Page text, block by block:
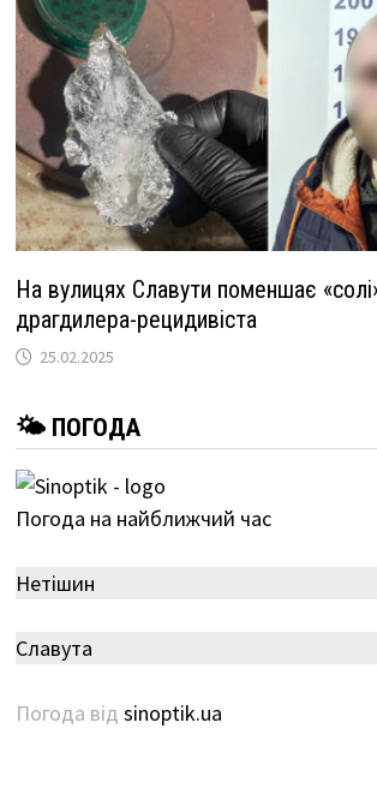
На вулицях Славути поменшає
драгдилера-рецидивіста
25.02.2025
🌤 ПОГОДА
Погода на найближчий час
Нетішин
Славута
Погода від sinoptik.ua